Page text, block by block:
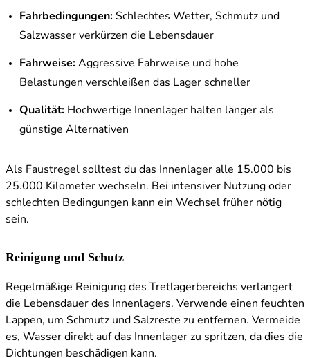
Fahrbedingungen: Schlechtes Wetter, Schmutz und
Salzwasser verkürzen die Lebensdauer
Fahrweise: Aggressive Fahrweise und hohe
Belastungen verschleißen das Lager schneller
Qualität: Hochwertige Innenlager halten länger als
günstige Alternativen
Als Faustregel solltest du das Innenlager alle 15.000 bis
25.000 Kilometer wechseln. Bei intensiver Nutzung oder
schlechten Bedingungen kann ein Wechsel früher nötig
sein.
Reinigung und Schutz
Regelmäßige Reinigung des Tretlagerbereichs verlängert
die Lebensdauer des Innenlagers. Verwende einen feuchten
Lappen, um Schmutz und Salzreste zu entfernen. Vermeide
es, Wasser direkt auf das Innenlager zu spritzen, da dies die
Dichtungen beschädigen kann.